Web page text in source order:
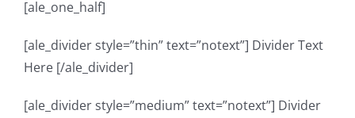
[ale_one_half]
[ale_divider style=”thin” text=”notext”] Divider Text
Here [/ale_divider]
[ale_divider style=”medium” text=”notext”] Divider